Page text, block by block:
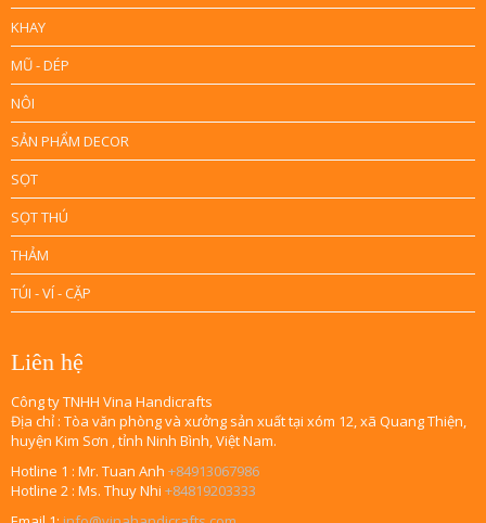
KHAY
MŨ - DÉP
NÔI
SẢN PHẨM DECOR
SỌT
SỌT THÚ
THẢM
TÚI - VÍ - CẶP
Liên hệ
Công ty TNHH Vina Handicrafts
Địa chỉ : Tòa văn phòng và xưởng sản xuất tại xóm 12, xã Quang Thiện,
huyện Kim Sơn , tỉnh Ninh Bình, Việt Nam.
Hotline 1 : Mr. Tuan Anh +84913067986
Hotline 2 : Ms. Thuy Nhi +84819203333